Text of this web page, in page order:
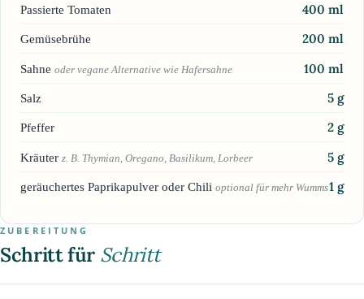
Passierte Tomaten 400 ml
Gemüsebrühe 200 ml
Sahne oder vegane Alternative wie Hafersahne 100 ml
Salz 5 g
Pfeffer 2 g
Kräuter z. B. Thymian, Oregano, Basilikum, Lorbeer 5 g
geräuchertes Paprikapulver oder Chili optional für mehr Wumms1 g
ZUBEREITUNG
Schritt für Schritt